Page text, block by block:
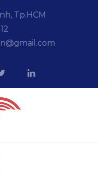
Tp.HCM